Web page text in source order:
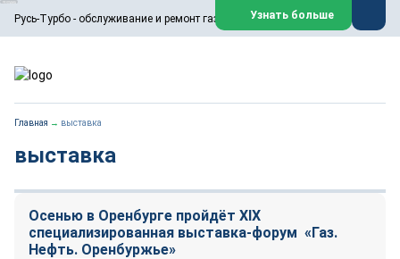
Русь-Турбо - обслуживание и ремонт газовых паровых турбин
ООО «Русь-Турбо» занимается сервисом газовых и паровых
турбин, комплексным ремонтом, восстановлением,
техническим обслуживанием оборудования ТЭС,
работают на нефтегазовых, нефтехимических,
металлургических и других предприятиях.
Реклама. ООО «Русь-Турбо», ИНН 7802588950
Перейти на сайт
Узнать больше
Главная → выставка
выставка
Осенью в Оренбурге пройдёт XIX
специализированная выставка-форум «Газ.
Нефть. Оренбуржье»